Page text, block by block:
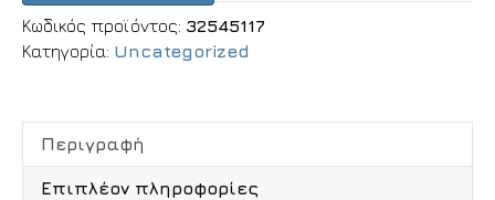
Κωδικός προϊόντος: 32545117
Κατηγορία: Uncategorized
Περιγραφή
Επιπλέον πληροφορίες